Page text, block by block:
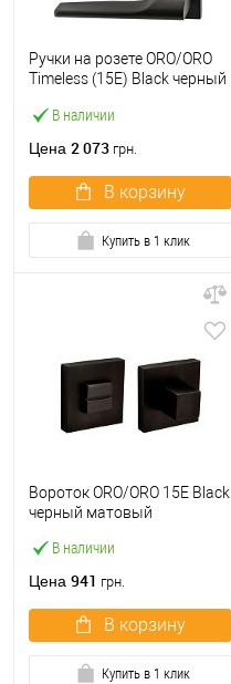
В наличии
Ручки на розете ORO/ORO
Timeless (15E) Black черный
Цена 2 073 грн.
В корзину
Купить в 1 клик
В наличии
Вороток ORO/ORO 15E Black
черный матовый
Цена 941 грн.
В корзину
Купить в 1 клик